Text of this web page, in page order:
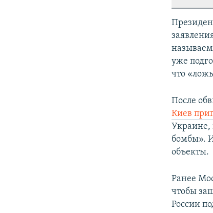
уже
что
После
Киев
Украине,
бомбы».
объекты.
Ранее
чтобы
России